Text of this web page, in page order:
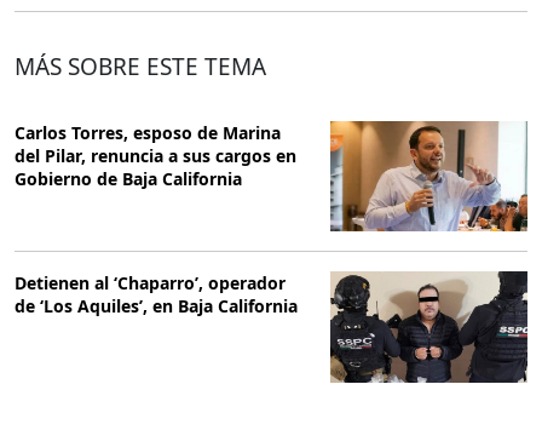
MÁS SOBRE ESTE TEMA
Carlos Torres, esposo de Marina
del Pilar, renuncia a sus cargos en
Gobierno de Baja California
Detienen al ‘Chaparro’, operador
de ‘Los Aquiles’, en Baja California